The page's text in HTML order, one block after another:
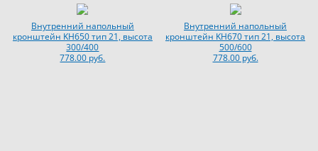
Внутренний напольный
кронштейн KH650 тип 21, высота
300/400
778.00 руб.
Внутренний напольный
кронштейн KH670 тип 21, высота
500/600
778.00 руб.